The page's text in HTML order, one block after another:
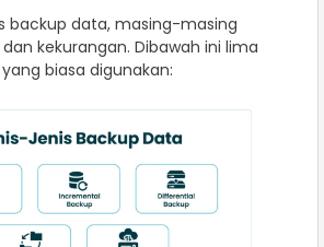
backup data, masing-masing
kekurangan. Dibawah ini lima
biasa digunakan: